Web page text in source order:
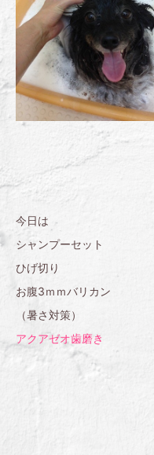
今日は
シャンプーセット
ひげ切り
お腹3ｍｍバリカン
（暑さ対策）
アクアゼオ歯磨き